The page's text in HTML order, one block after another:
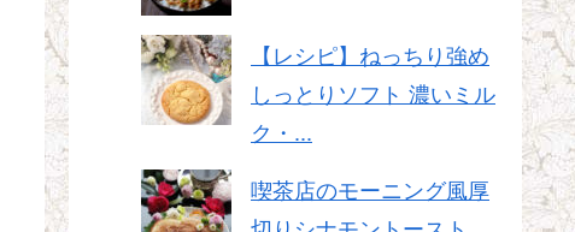
【レシピ】ねっちり強め
しっとりソフト 濃いミル
ク・...
喫茶店のモーニング風厚